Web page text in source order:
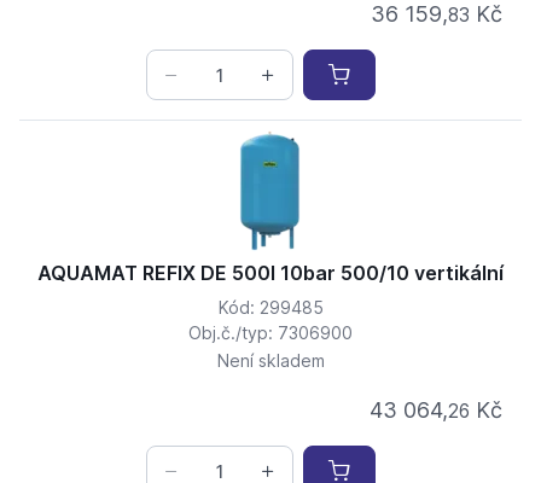
36 159,83 Kč
AQUAMAT REFIX DE 500l 10bar 500/10 vertikální
Kód: 299485
Obj.č./typ: 7306900
Není skladem
43 064,26 Kč